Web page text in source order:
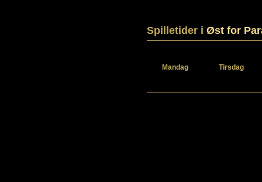
Spilletider i Øst for
Mandag Tirsdag